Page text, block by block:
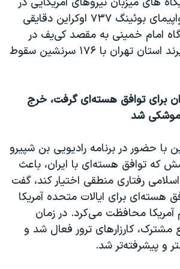
عراق، یک فروند هواپیمای بوئینگ ۷۳۷ اوکراین دقایقی
امام خمینی به مقصد کی‌یف در
حوالی شهر جدید پرند استان تهران با ۱۷۶ سرنشین سقوط
برای توافق هسته‌ای گرفت، خرج
موشکی شد
با حضور در برنامه رادیویی بن شپیرو
که توافق هسته‌ای با ایران، باعث
رفتاری منطقی اختیار کند، گفت
هسته‌ای برای ایالات متحده آمریکا
محافظت می‌کرد. در زمان
مشترک، کارزارهای ترور فعال شد و
و پیشرفته‌تر شد.